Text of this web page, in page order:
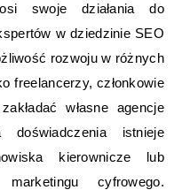
swoje działania do
w dziedzinie SEO
rozwoju w różnych
freelancerzy, członkowie
własne agencje
istnieje
kierownicze lub
cyfrowego.